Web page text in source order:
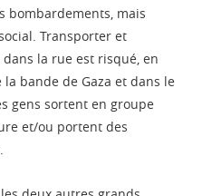
bombardements, mais
Transporter et
la rue est risqué, en
bande de Gaza et dans le
gens sortent en groupe
et/ou portent des